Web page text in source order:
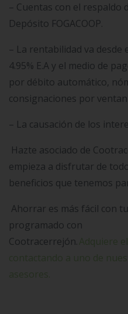
– Cuentas con el respaldo
Depósito FOGACOOP.
– La rentabilidad va desde
4.95% E.A y el medio de
por débito automático,
consignaciones por
– La causación de los
Hazte asociado de
empieza a disfrutar de
beneficios que tenemos
Ahorrar es más fácil con
programado con
Cootracerrejón.